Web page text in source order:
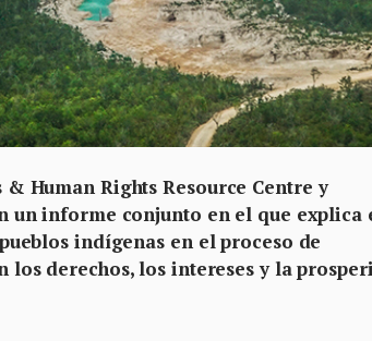
& Human Rights Resource Centre y
un informe conjunto en el que explica
indígenas en el proceso de
derechos, los intereses y la